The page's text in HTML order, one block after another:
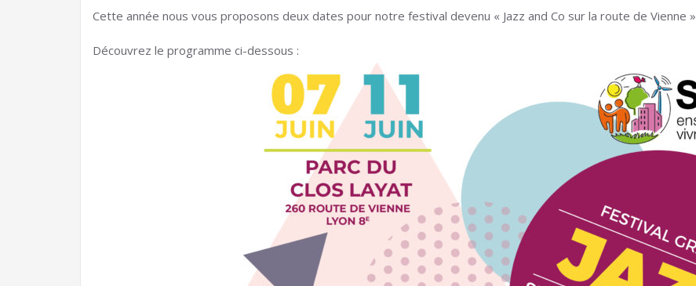
Cette année nous vous proposons deux dates pour notre festival devenu « Jazz and Co sur la route de Vienne »
Découvrez le programme ci-dessous :